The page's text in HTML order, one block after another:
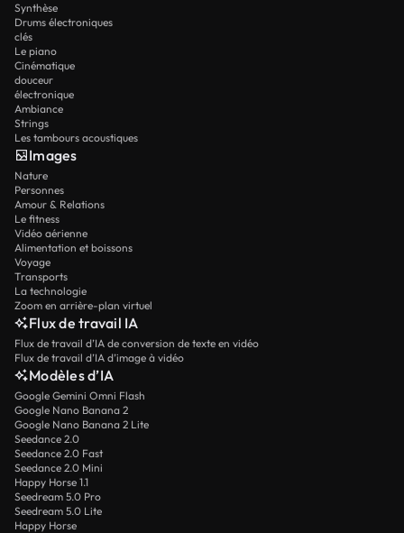
Synthèse
Drums électroniques
clés
Le piano
Cinématique
douceur
électronique
Ambiance
Strings
Les tambours acoustiques
Images
Nature
Personnes
Amour & Relations
Le fitness
Vidéo aérienne
Alimentation et boissons
Voyage
Transports
La technologie
Zoom en arrière-plan virtuel
Flux de travail IA
Flux de travail d’IA de conversion de texte en vidéo
Flux de travail d’IA d’image à vidéo
Modèles d’IA
Google Gemini Omni Flash
Google Nano Banana 2
Google Nano Banana 2 Lite
Seedance 2.0
Seedance 2.0 Fast
Seedance 2.0 Mini
Happy Horse 1.1
Seedream 5.0 Pro
Seedream 5.0 Lite
Happy Horse